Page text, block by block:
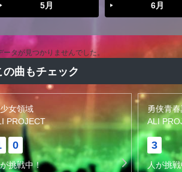
5月 6月
ータが見つかりませんでした。
の曲もチェック
女領域
PROJECT
0
挑戦中！
勇侠青春
ALI
3
人が挑